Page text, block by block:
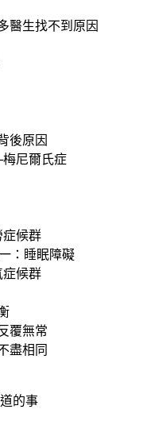
醫生找不到原因
後原因
尼爾氏症
候群
：睡眠障礙
候群
覆無常
盡相同
的事